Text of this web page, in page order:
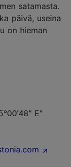
satamasta.
päivä, useina
on hieman
E"